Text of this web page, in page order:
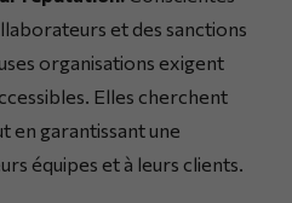
et des sanctions
organisations exigent
Elles cherchent
en garantissant une
équipes et à leurs clients.